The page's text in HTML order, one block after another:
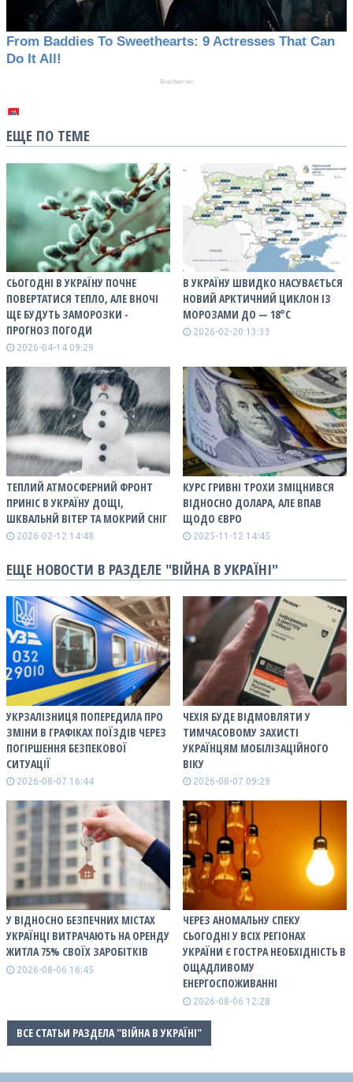
ЕЩЕ ПО ТЕМЕ
СЬОГОДНІ В УКРАЇНУ ПОЧНЕ
ПОВЕРТАТИСЯ ТЕПЛО, АЛЕ ВНОЧІ
ЩЕ БУДУТЬ ЗАМОРОЗКИ -
ПРОГНОЗ ПОГОДИ
2026-04-14 09:29
В УКРАЇНУ ШВИДКО НАСУВАЄТЬСЯ
НОВИЙ АРКТИЧНИЙ ЦИКЛОН ІЗ
МОРОЗАМИ ДО — 18°С
2026-02-20 13:33
ТЕПЛИЙ АТМОСФЕРНИЙ ФРОНТ
ПРИНІС В УКРАЇНУ ДОЩІ,
ШКВАЛЬНЙ ВІТЕР ТА МОКРИЙ СНІГ
2026-02-12 14:48
КУРС ГРИВНІ ТРОХИ ЗМІЦНИВСЯ
ВІДНОСНО ДОЛАРА, АЛЕ ВПАВ
ЩОДО ЄВРО
2025-11-12 14:45
ЕЩЕ НОВОСТИ В РАЗДЕЛЕ "ВІЙНА В УКРАЇНІ"
УКРЗАЛІЗНИЦЯ ПОПЕРЕДИЛА ПРО
ЗМІНИ В ГРАФІКАХ ПОЇЗДІВ ЧЕРЕЗ
ПОГІРШЕННЯ БЕЗПЕКОВОЇ
СИТУАЦІЇ
2026-08-07 16:44
ЧЕХІЯ БУДЕ ВІДМОВЛЯТИ У
ТИМЧАСОВОМУ ЗАХИСТІ
УКРАЇНЦЯМ МОБІЛІЗАЦІЙНОГО
ВІКУ
2026-08-07 09:29
У ВІДНОСНО БЕЗПЕЧНИХ МІСТАХ
УКРАЇНЦІ ВИТРАЧАЮТЬ НА ОРЕНДУ
ЖИТЛА 75% СВОЇХ ЗАРОБІТКІВ
2026-08-06 16:45
ЧЕРЕЗ АНОМАЛЬНУ СПЕКУ
СЬОГОДНІ У ВСІХ РЕГІОНАХ
УКРАЇНИ Є ГОСТРА НЕОБХІДНІСТЬ В
ОЩАДЛИВОМУ
ЕНЕРГОСПОЖИВАННІ
2026-08-06 12:28
ВСЕ СТАТЬИ РАЗДЕЛА "ВІЙНА В УКРАЇНІ"